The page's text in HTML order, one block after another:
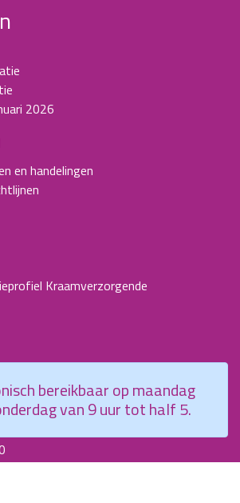
2026
en handelingen
Kraamverzorgende
bereikbaar op maandag
van 9 uur tot half 5.